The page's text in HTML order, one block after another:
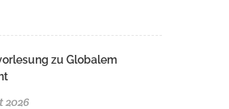
zu Globalem
2026